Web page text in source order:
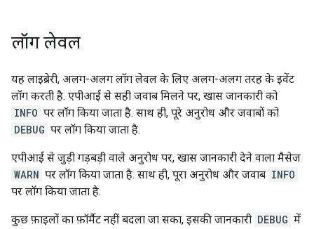
लॉग लेवल
यह लाइब्रेरी, अलग-अलग लॉग लेवल के लिए अलग-अलग तरह के इवेंट
लॉग करती है. एपीआई से सही जवाब मिलने पर, खास जानकारी को
INFO पर लॉग किया जाता है. साथ ही, पूरे अनुरोध और जवाबों को
DEBUG पर लॉग किया जाता है.
एपीआई से जुड़ी गड़बड़ी वाले अनुरोध पर, खास जानकारी देने वाला मैसेज
WARN पर लॉग किया जाता है. साथ ही, पूरा अनुरोध और जवाब INFO
पर लॉग किया जाता है.
कुछ फ़ाइलों का फ़ॉर्मैट नहीं बदला जा सका, इसकी जानकारी DEBUG में